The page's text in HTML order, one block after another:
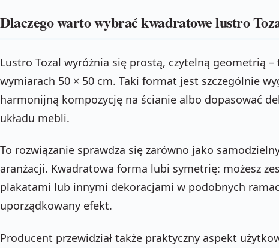
Dlaczego warto wybrać kwadratowe lustro
Lustro Tozal wyróżnia się prostą, czytelną geometrią
wymiarach 50 × 50 cm. Taki format jest szczególnie
harmonijną kompozycję na ścianie albo dopasować
układu mebli.
To rozwiązanie sprawdza się zarówno jako
aranżacji. Kwadratowa forma lubi symetrię: możesz
plakatami lub innymi dekoracjami w podobnych
uporządkowany efekt.
Producent przewidział także praktyczny aspekt